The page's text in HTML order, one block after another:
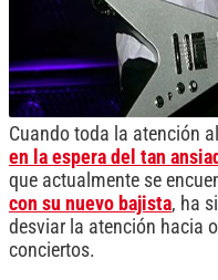
Cuando toda la atención
en la espera del tan
que actualmente se
con su nuevo bajista, ha
desviar la atención hacia
conciertos.